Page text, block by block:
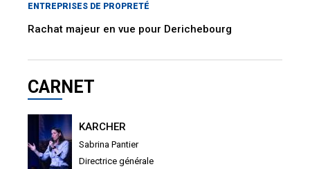
ENTREPRISES DE PROPRETÉ
Rachat majeur en vue pour Derichebourg
CARNET
KARCHER
Sabrina Pantier
Directrice générale